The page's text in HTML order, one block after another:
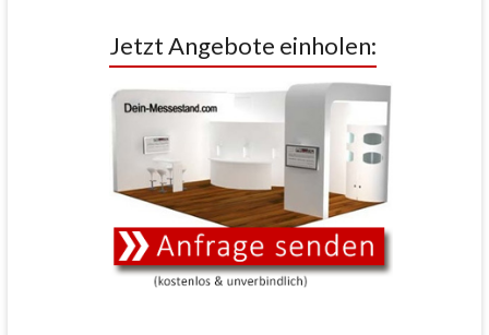
Jetzt Angebote einholen: